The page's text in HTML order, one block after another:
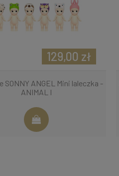
SONNY ANGEL Mini laleczka -
ANIMAL I
129,00 zł